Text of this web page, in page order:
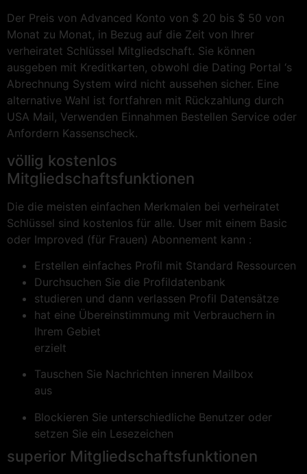
Der Preis von Advanced Konto von $ 20 bis $ 50 von
Monat zu Monat, in Bezug auf die Zeit von Ihrer
verheiratet Schlüssel Mitgliedschaft. Sie können
ausgeben mit Kreditkarten, obwohl die Dating Portal ‘s
Abrechnung System wird nicht aussehen sicher. Eine
alternative Wahl ist fortfahren mit Rückzahlung durch
USA Mail, Verwenden Einnahmen Bestellen Service oder
Anfordern Kassenscheck.
völlig kostenlos
Mitgliedschaftsfunktionen
Die die meisten einfachen Merkmalen bei verheiratet
Schlüssel sind kostenlos für alle. User mit einem Basic
oder Improved (für Frauen) Abonnement kann :
Erstellen einfaches Profil mit Standard Ressourcen
Durchsuchen Sie die Profildatenbank
studieren und dann verlassen Profil Datensätze
hat eine Übereinstimmung mit Verbrauchern in
Ihrem Gebiet
erzielt
Tauschen Sie Nachrichten inneren Mailbox
aus
Blockieren Sie unterschiedliche Benutzer oder
setzen Sie ein Lesezeichen
superior Mitgliedschaftsfunktionen